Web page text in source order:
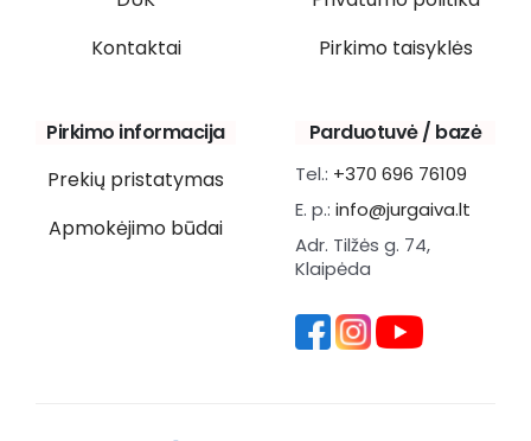
Kontaktai
Pirkimo taisyklės
Pirkimo informacija
Prekių pristatymas
Apmokėjimo būdai
Parduotuvė / bazė
Tel.: +370 696 76109
E. p.: info@jurgaiva.lt
Adr. Tilžės g. 74,
Klaipėda